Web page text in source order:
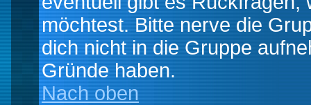
möchtest. Bitte nerve die
dich nicht in die Gruppe
Gründe haben.
Nach oben